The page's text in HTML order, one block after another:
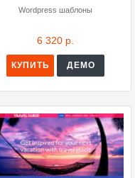
Wordpress шаблоны
6 320 р.
КУПИТЬ ДЕМО